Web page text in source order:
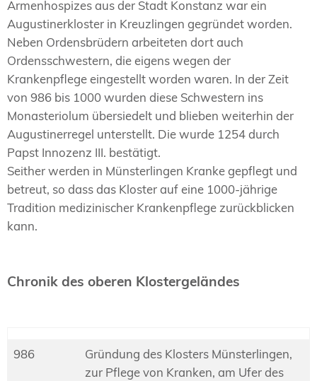
Armenhospizes aus der Stadt Konstanz war ein
Augustinerkloster in Kreuzlingen gegründet worden.
Neben Ordensbrüdern arbeiteten dort auch
Ordensschwestern, die eigens wegen der
Krankenpflege eingestellt worden waren. In der Zeit
von 986 bis 1000 wurden diese Schwestern ins
Monasteriolum übersiedelt und blieben weiterhin der
Augustinerregel unterstellt. Die wurde 1254 durch
Papst Innozenz III. bestätigt.
Seither werden in Münsterlingen Kranke gepflegt und
betreut, so dass das Kloster auf eine 1000-jährige
Tradition medizinischer Krankenpflege zurückblicken
kann.
Chronik des oberen Klostergeländes
986
Gründung des Klosters Münsterlingen,
zur Pflege von Kranken, am Ufer des